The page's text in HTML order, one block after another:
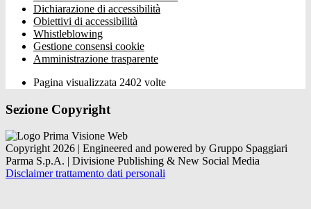
Dichiarazione di accessibilità
Obiettivi di accessibilità
Whistleblowing
Gestione consensi cookie
Amministrazione trasparente
Pagina visualizzata 2402 volte
Sezione Copyright
Copyright 2026 | Engineered and powered by Gruppo Spaggiari
Parma S.p.A. | Divisione Publishing & New Social Media
Disclaimer trattamento dati personali